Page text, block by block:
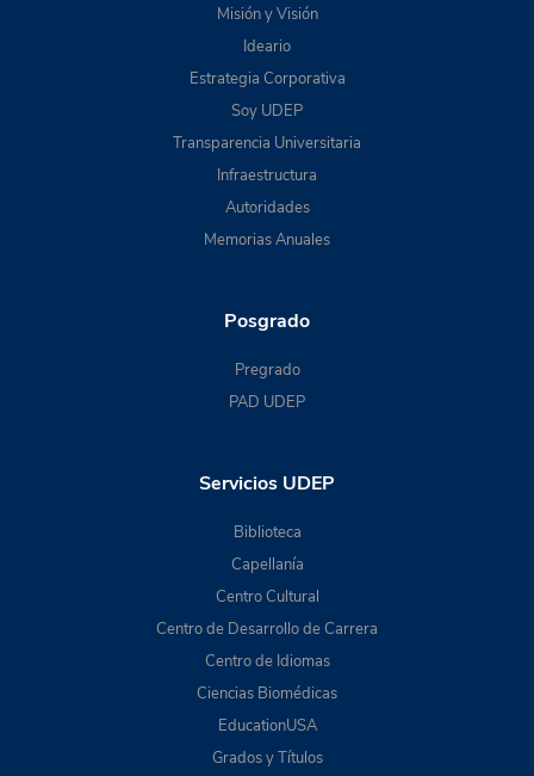
Misión y Visión
Ideario
Estrategia Corporativa
Soy UDEP
Transparencia Universitaria
Infraestructura
Autoridades
Memorias Anuales
Posgrado
Pregrado
PAD UDEP
Servicios UDEP
Biblioteca
Capellanía
Centro Cultural
Centro de Desarrollo de Carrera
Centro de Idiomas
Ciencias Biomédicas
EducationUSA
Grados y Títulos